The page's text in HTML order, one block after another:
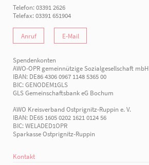
Telefon: 03391 2626
Telefax: 03391 651904
Anruf E-Mail
Spendenkonten
AWO-OPR gemeinnützige Sozialgesellschaft mbH
IBAN: DE86 4306 0967 1148 5365 00
BIC: GENODEM1GLS
GLS Gemeinschaftsbank eG Bochum
AWO Kreisverband Ostprignitz-Ruppin e. V.
IBAN: DE65 1605 0202 1621 0124 56
BIC: WELADED1OPR
Sparkasse Ostprignitz-Ruppin
Kontakt